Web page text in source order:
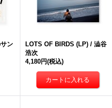
ン
LOTS OF BIRDS (LP) / 澁谷
浩次
4,180円(税込)